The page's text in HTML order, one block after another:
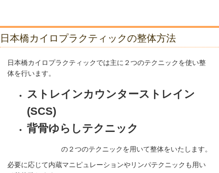
日本橋カイロプラクティックの整体方法
日本橋カイロプラクティックでは主に２つのテクニックを使い整
体を行います。
ストレインカウンターストレイン
(SCS)
背骨ゆらしテクニック
の２つのテクニックを用いて整体をいたします。
必要に応じて内蔵マニピュレーションやリンパテクニックも用い